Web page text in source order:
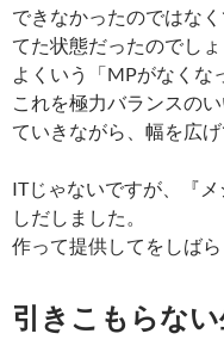
できなかったのではな
てた状態だったのでしょ
よくいう「MPがなくな
これを極力バランスの
ていきながら、幅を広
ITじゃないですが、『
しだしました。
作って提供してをしば
引きこもらな